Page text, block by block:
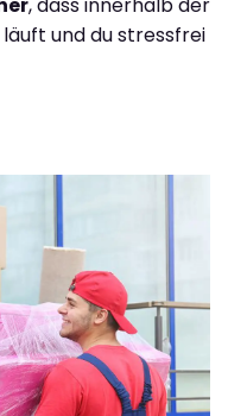
und du stressfrei